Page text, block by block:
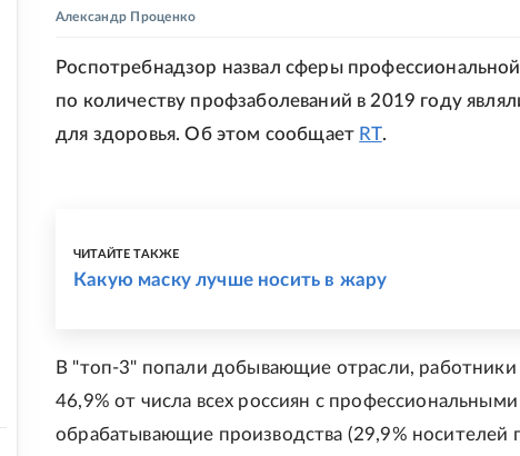
Александр Проценко
Роспотребнадзор назвал сферы
по количеству профзаболеваний в 2019 году
для здоровья. Об этом сообщает RT.
ЧИТАЙТЕ ТАКЖЕ
Какую маску лучше носить в жару
В "топ-3" попали добывающие отрасли, работники
46,9% от числа всех россиян с
обрабатывающие производства (29,9% носителей